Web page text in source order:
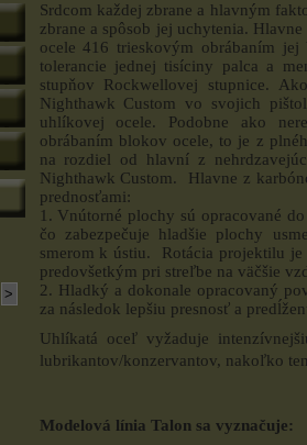
Srdcom každej zbrane a hlavným
zbrane a spôsob jej uchytenia.
ocele 416 trieskovým obrábaním
tolerancie jednej tisíciny palca a
stupňov Rockwellovej stupnice.
Nighthawk Custom vo svojich
uhlíkovej ocele. Podobne ako
obrábaním blokov ocele, to je z
na rozdiel od hlavní z
Nighthawk Custom. Hlavne z
prednosťami:
1. Vnútorné plochy sú opracované
čo zabezpečuje hladšie plochy
smerom k ústiu. Rotácia projektilu
predovšetkým pri streľbe na väčšie
2. Hladký a dokonale opracovaný
za následok lepšiu presnosť a
Uhlíkatá oceľ vyžaduje
lubrikantov/konzervantov, nakoľko
Modelová línia Talon sa vyznačuje: